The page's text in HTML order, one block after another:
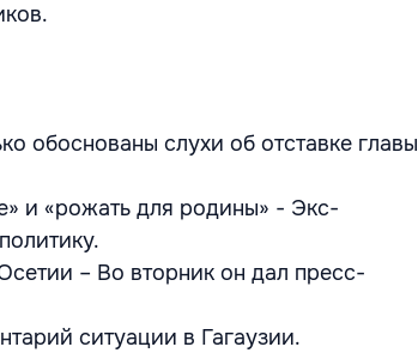
обоснованы слухи об отставке главы
и «рожать для родины» - Экс-
– Во вторник он дал пресс-
ситуации в Гагаузии.